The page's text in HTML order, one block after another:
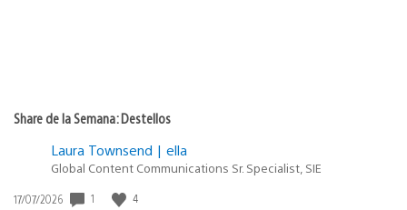
Share de la Semana: Destellos
Laura Townsend | ella
Global Content Communications Sr. Specialist, SIE
Fecha
17/07/2026 1 4